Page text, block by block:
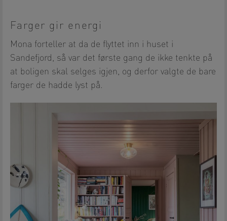
Farger gir energi
Mona forteller at da de flyttet inn i huset i
Sandefjord, så var det første gang de ikke tenkte på
at boligen skal selges igjen, og derfor valgte de bare
farger de hadde lyst på.